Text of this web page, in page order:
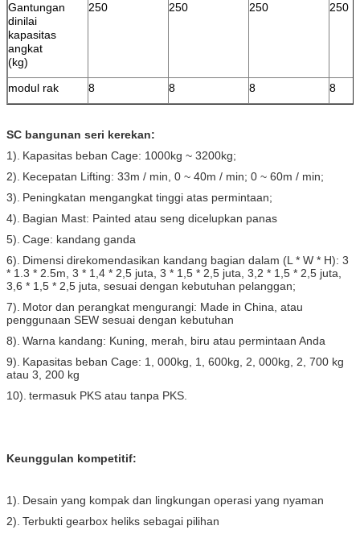
Gantungan
dinilai
kapasitas
angkat
(kg)
250 250 250 250
modul rak 8 8 8 8
SC bangunan seri kerekan:
1). Kapasitas beban Cage: 1000kg ~ 3200kg;
2). Kecepatan Lifting: 33m / min, 0 ~ 40m / min; 0 ~ 60m / min;
3). Peningkatan mengangkat tinggi atas permintaan;
4). Bagian Mast: Painted atau seng dicelupkan panas
5). Cage: kandang ganda
6). Dimensi direkomendasikan kandang bagian dalam (L * W * H): 3
* 1.3 * 2.5m, 3 * 1,4 * 2,5 juta, 3 * 1,5 * 2,5 juta, 3,2 * 1,5 * 2,5 juta,
3,6 * 1,5 * 2,5 juta, sesuai dengan kebutuhan pelanggan;
7). Motor dan perangkat mengurangi: Made in China, atau
penggunaan SEW sesuai dengan kebutuhan
8). Warna kandang: Kuning, merah, biru atau permintaan Anda
9). Kapasitas beban Cage: 1, 000kg, 1, 600kg, 2, 000kg, 2, 700 kg
atau 3, 200 kg
10). termasuk PKS atau tanpa PKS.
Keunggulan kompetitif:
1). Desain yang kompak dan lingkungan operasi yang nyaman
2). Terbukti gearbox heliks sebagai pilihan